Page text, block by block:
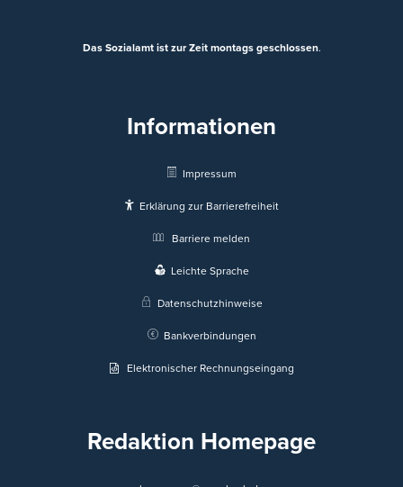
Das Sozialamt ist zur Zeit montags geschlossen.
Informationen
Impressum
Erklärung zur Barrierefreiheit
Barriere melden
Leichte Sprache
Datenschutzhinweise
Bankverbindungen
Elektronischer Rechnungseingang
Redaktion Homepage